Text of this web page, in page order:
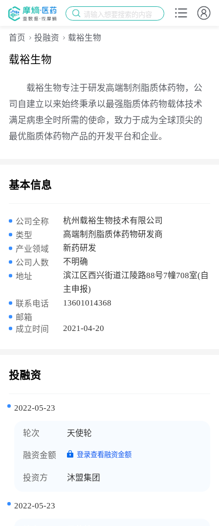
请输入想要搜索的内容
首页 投融资 载裕生物
载裕生物
载裕生物专注于研发高端制剂脂质体药物，公
司自建立以来始终秉承以最强脂质体药物载体技术
满足病患全时所需的使命，致力于成为全球顶尖的
最优脂质体药物产品的开发平台和企业。
基本信息
公司全称
杭州载裕生物技术有限公司
类型
高端制剂脂质体药物研发商
产业领域
新药研发
公司人数
不明确
地址
滨江区西兴街道江陵路88号7幢708室(自
主申报)
联系电话
13601014368
邮箱
成立时间
2021-04-20
投融资
2022-05-23
轮次 天使轮
融资金额 登录查看融资金额
投资方 沐盟集团
2022-05-23